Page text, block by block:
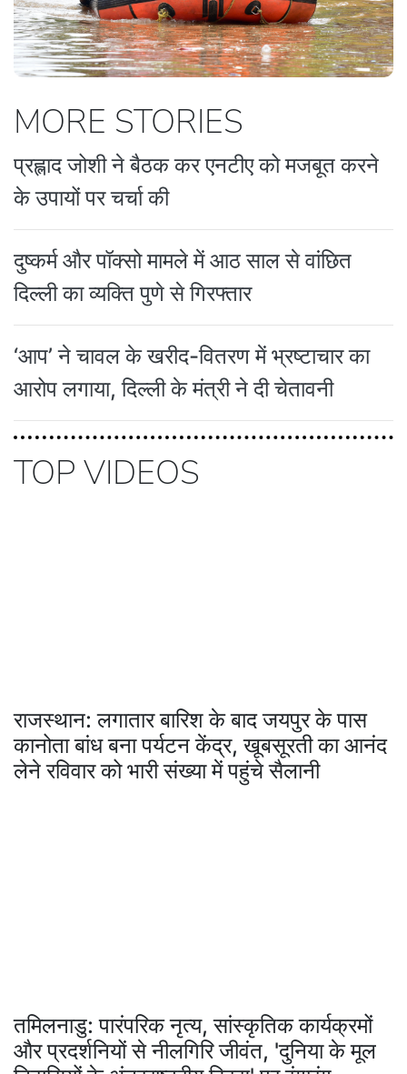
MORE STORIES
प्रह्लाद जोशी ने बैठक कर एनटीए को मजबूत करने
के उपायों पर चर्चा की
दुष्कर्म और पॉक्सो मामले में आठ साल से वांछित
दिल्ली का व्यक्ति पुणे से गिरफ्तार
‘आप’ ने चावल के खरीद-वितरण में भ्रष्टाचार का
आरोप लगाया, दिल्ली के मंत्री ने दी चेतावनी
TOP VIDEOS
राजस्थान: लगातार बारिश के बाद जयपुर के पास
कानोता बांध बना पर्यटन केंद्र, खूबसूरती का आनंद
लेने रविवार को भारी संख्या में पहुंचे सैलानी
तमिलनाडु: पारंपरिक नृत्य, सांस्कृतिक कार्यक्रमों
और प्रदर्शनियों से नीलगिरि जीवंत, 'दुनिया के मूल